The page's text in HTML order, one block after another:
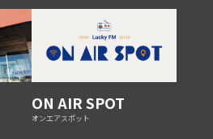
ON AIR SPOT
オンエアスポット